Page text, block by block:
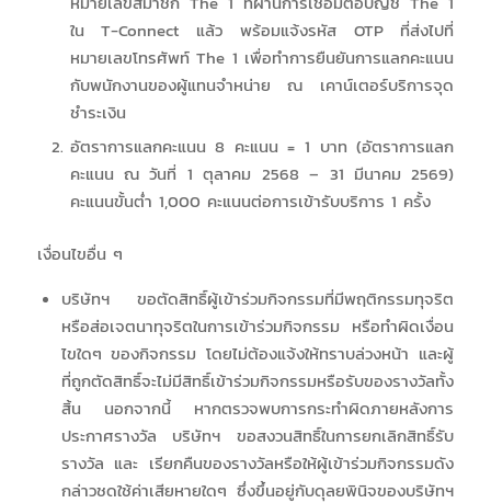
ใน T-Connect แล้ว พร้อมแจ้งรหัส OTP ที่ส่งไปที่
หมายเลขโทรศัพท์ The 1 เพื่อทำการยืนยันการแลกคะแนน
กับพนักงานของผู้แทนจำหน่าย ณ เคาน์เตอร์บริการจุด
ชำระเงิน
อัตราการแลกคะแนน 8 คะแนน = 1 บาท (อัตราการแลก
คะแนน ณ วันที่ 1 ตุลาคม 2568 – 31 มีนาคม 2569)
คะแนนขั้นต่ำ 1,000 คะแนนต่อการเข้ารับบริการ 1 ครั้ง
เงื่อนไขอื่น ๆ
บริษัทฯ ขอตัดสิทธิ์ผู้เข้าร่วมกิจกรรมที่มีพฤติกรรมทุจริต
หรือส่อเจตนาทุจริตในการเข้าร่วมกิจกรรม หรือทำผิดเงื่อน
ไขใดๆ ของกิจกรรม โดยไม่ต้องแจ้งให้ทราบล่วงหน้า และผู้
ที่ถูกตัดสิทธิ์จะไม่มีสิทธิ์เข้าร่วมกิจกรรมหรือรับของรางวัลทั้ง
สิ้น นอกจากนี้ หากตรวจพบการกระทำผิดภายหลังการ
ประกาศรางวัล บริษัทฯ ขอสงวนสิทธิ์ในการยกเลิกสิทธิ์รับ
รางวัล และ เรียกคืนของรางวัลหรือให้ผู้เข้าร่วมกิจกรรมดัง
กล่าวชดใช้ค่าเสียหายใดๆ ซึ่งขึ้นอยู่กับดุลยพินิจของบริษัทฯ